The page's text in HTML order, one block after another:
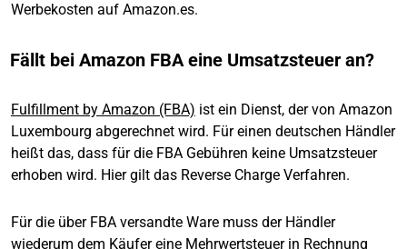
Werbekosten auf Amazon.es.
Fällt bei Amazon FBA eine Umsatzsteuer an?
Fulfillment by Amazon (FBA) ist ein Dienst, der von Amazon
Luxembourg abgerechnet wird. Für einen deutschen Händler
heißt das, dass für die FBA Gebühren keine Umsatzsteuer
erhoben wird. Hier gilt das Reverse Charge Verfahren.
Für die über FBA versandte Ware muss der Händler
wiederum dem Käufer eine Mehrwertsteuer in Rechnung